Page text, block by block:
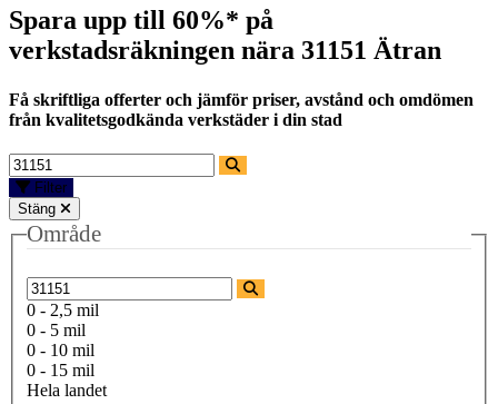
Spara upp till 60%* på
verkstadsräkningen nära 31151 Ätran
Få skriftliga offerter och jämför priser, avstånd och omdömen
från kvalitetsgodkända verkstäder i din stad
Filter
Stäng
Område
0 - 2,5 mil
0 - 5 mil
0 - 10 mil
0 - 15 mil
Hela landet